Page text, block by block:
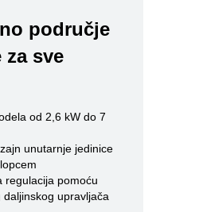
područje
za sve
od 2,6 kW do 7
unutarnje jedinice
regulacija pomoću
daljinskog upravljača